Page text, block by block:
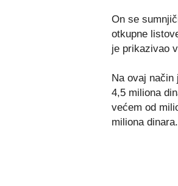
On se
otkupne
je prikazivao
Na ovaj način
4,5 miliona
većem od
miliona dinara.